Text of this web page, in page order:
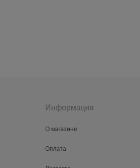
Информация
О магазине
Оплата